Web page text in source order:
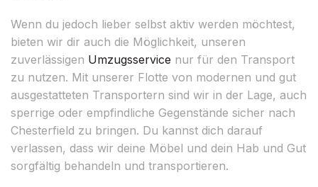
Wenn du jedoch lieber selbst aktiv werden möchtest,
bieten wir dir auch die Möglichkeit, unseren
zuverlässigen Umzugsservice nur für den Transport
zu nutzen. Mit unserer Flotte von modernen und gut
ausgestatteten Transportern sind wir in der Lage, auch
sperrige oder empfindliche Gegenstände sicher nach
Chesterfield zu bringen. Du kannst dich darauf
verlassen, dass wir deine Möbel und dein Hab und Gut
sorgfältig behandeln und transportieren.